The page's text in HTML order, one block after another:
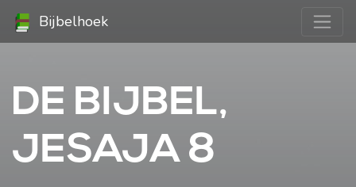
Bijbelhoek
DE BIJBEL,
JESAJA 8